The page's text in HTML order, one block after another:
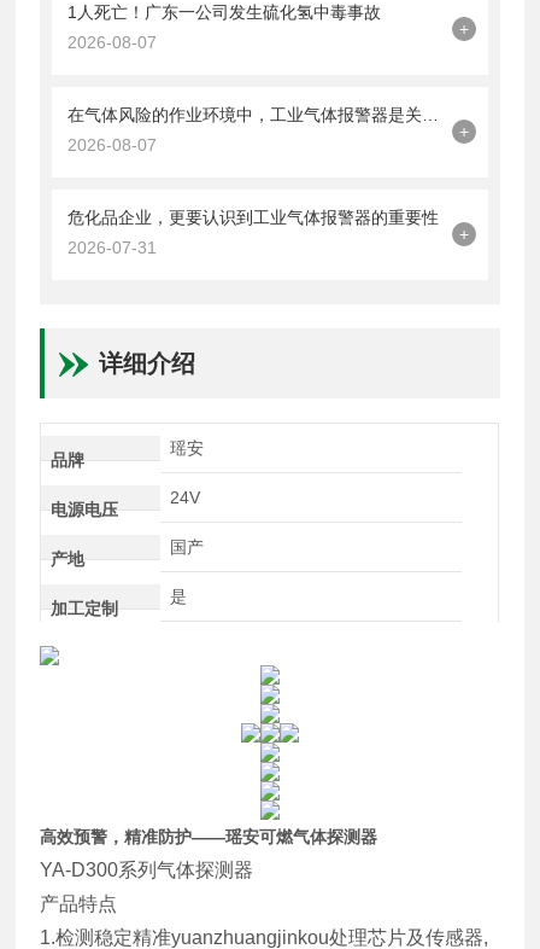
1人死亡！广东一公司发生硫化氢中毒事故
2026-08-07
+
2026-08-07
+
危化品企业，更要认识到工业气体报警器的重要性
2026-07-31
+
详细介绍
品牌
瑶安
电源电压
24V
产地
国产
加工定制
是
高效预警，精准防护——瑶安可燃气体探测器
YA-D300系列气体探测器
产品特点
1.检测稳定精准yuanzhuangjinkou处理芯片及传感器,